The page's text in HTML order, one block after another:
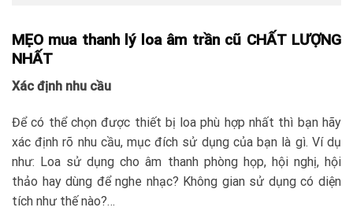
MẸO mua thanh lý loa âm trần cũ CHẤT LƯỢNG
NHẤT
Xác định nhu cầu
Để có thể chọn được thiết bị loa phù hợp nhất thì bạn hãy
xác định rõ nhu cầu, mục đích sử dụng của bạn là gì. Ví dụ
như: Loa sử dụng cho âm thanh phòng họp, hội nghị, hội
thảo hay dùng để nghe nhạc? Không gian sử dụng có diện
tích như thế nào?…